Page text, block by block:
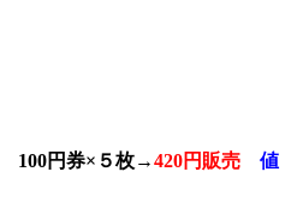
100円券×５枚→420円販売
値